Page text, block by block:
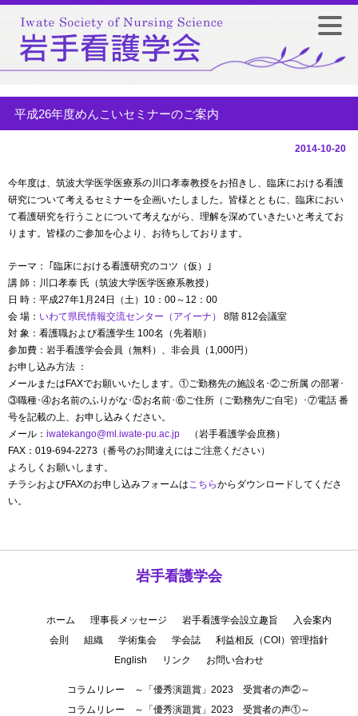
平成26年度めんこいセミナーのご案内
2014-10-20
今年度は、筑波大学医学医療系の川口孝泰教授をお招きし、臨床における看護
研究について考えるセミナーを企画いたしました。皆様とともに、臨床におい
て看護研究を行うことについて考えながら、理解を深めていきたいと考えてお
ります。皆様のご参加を心より、お待ちしております。
テーマ： ｢臨床における看護研究のコツ（仮）｣
講 師：川口孝泰 氏（筑波大学医学医療系教授）
日 時：平成27年1月24日（土）10：00～12：00
会 場： いわて県民情報交流センター（アイーナ）
8階 812会議室
対 象：看護職および看護学生 100名（先着順）
参加費：岩手看護学会会員（無料）、非会員（1,000円）
お申し込み方法 ：
メールまたはFAXでお願いいたします。①ご勤務先の施設名･②ご所属 の部署･
③職種･④お名前のふりがな･⑤お名前･⑥ご住所（ご勤務先/ご自宅）･⑦電話 番
号を記載の上、お申し込みください。
メール： iwatekango@ml.iwate-pu.ac.jp （岩手看護学会庶務）
FAX：019-694-2273（番号のお間違えにはご注意ください）
よろしくお願いします。
チラシおよびFAXのお申し込みフォームはこちらからダウンロードしてくださ
い。
岩手看護学会
ホーム 理事長メッセージ 岩手看護学会設立趣旨
入会案内
会則
組織 学術集会 学会誌
利益相反（COI）管理指針
English
リンク お問い合わせ
コラムリレー ～「優秀演題賞」2023 受賞者の声②～
コラムリレー ～「優秀演題賞」2023 受賞者の声①～